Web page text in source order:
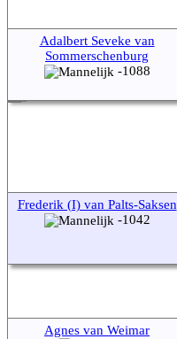
Adalbert Seveke van
Sommerschenburg
-1088
Frederik (I) van Palts-Saksen
-1042
Agnes van Weimar